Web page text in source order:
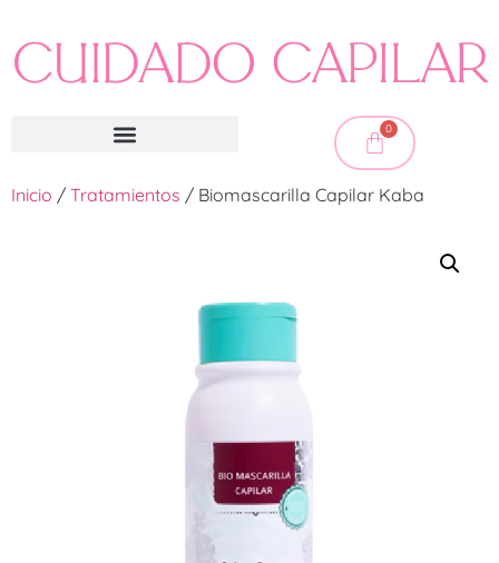
0
Inicio / Tratamientos / Biomascarilla Capilar Kaba